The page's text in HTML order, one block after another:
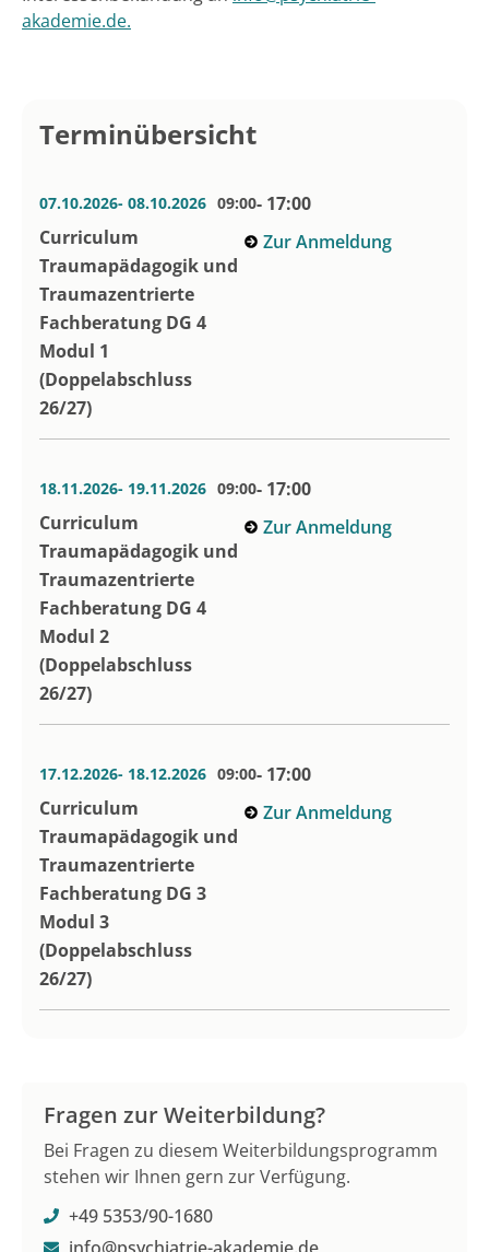
akademie.de.
Terminübersicht
07.10.2026- 08.10.2026 09:00- 17:00
Curriculum
Traumapädagogik und
Traumazentrierte
Fachberatung DG 4
Modul 1
(Doppelabschluss
26/27)
Zur Anmeldung
18.11.2026- 19.11.2026 09:00- 17:00
Curriculum
Traumapädagogik und
Traumazentrierte
Fachberatung DG 4
Modul 2
(Doppelabschluss
26/27)
Zur Anmeldung
17.12.2026- 18.12.2026 09:00- 17:00
Curriculum
Traumapädagogik und
Traumazentrierte
Fachberatung DG 3
Modul 3
(Doppelabschluss
26/27)
Zur Anmeldung
Fragen zur Weiterbildung?
Bei Fragen zu diesem Weiterbildungsprogramm
stehen wir Ihnen gern zur Verfügung.
+49 5353/90-1680